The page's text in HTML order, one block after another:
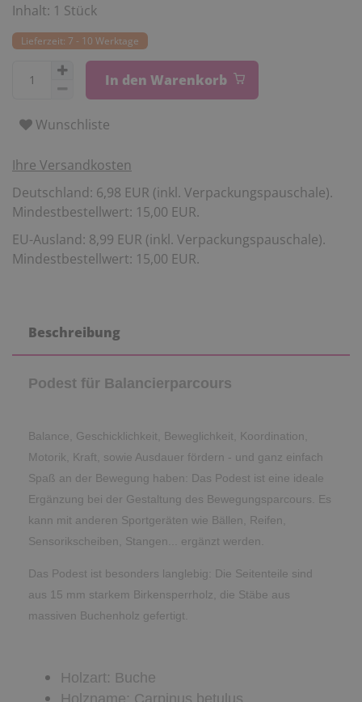
Inhalt: 1 Stück
Lieferzeit: 7 - 10 Werktage
In den Warenkorb
Wunschliste
Ihre Versandkosten
Deutschland: 6,98 EUR (inkl. Verpackungspauschale).
Mindestbestellwert: 15,00 EUR.
EU-Ausland: 8,99 EUR (inkl. Verpackungspauschale).
Mindestbestellwert: 15,00 EUR.
Beschreibung
Podest für Balancierparcours
Balance, Geschicklichkeit, Beweglichkeit, Koordination,
Motorik, Kraft, sowie Ausdauer fördern - und ganz einfach
Spaß an der Bewegung haben: Das Podest ist eine ideale
Ergänzung bei der Gestaltung des Bewegungsparcours. Es
kann mit anderen Sportgeräten wie Bällen, Reifen,
Sensorikscheiben, Stangen... ergänzt werden.
Das Podest ist besonders langlebig: Die Seitenteile sind
aus 15 mm starkem Birkensperrholz, die Stäbe aus
massiven Buchenholz gefertigt.
Holzart: Buche
Holzname: Carpinus betulus